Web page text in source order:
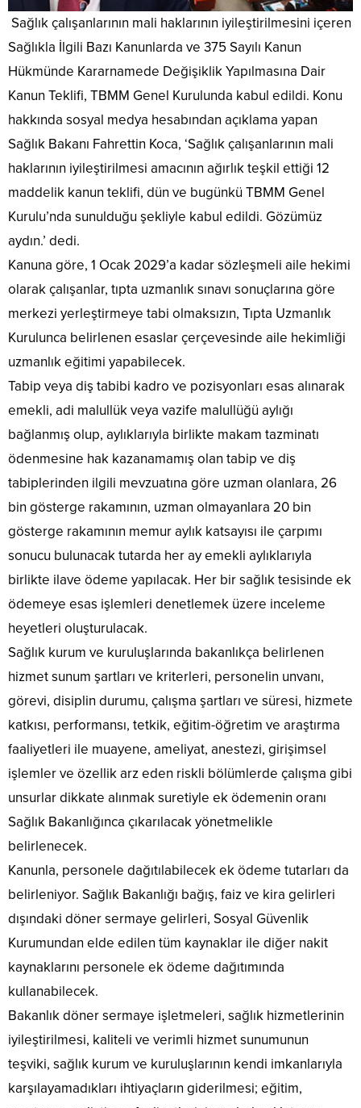
Sağlık çalışanlarının mali haklarının iyileştirilmesini içeren
Sağlıkla İlgili Bazı Kanunlarda ve 375 Sayılı Kanun
Hükmünde Kararnamede Değişiklik Yapılmasına Dair
Kanun Teklifi, TBMM Genel Kurulunda kabul edildi. Konu
hakkında sosyal medya hesabından açıklama yapan
Sağlık Bakanı Fahrettin Koca, ‘Sağlık çalışanlarının mali
haklarının iyileştirilmesi amacının ağırlık teşkil ettiği 12
maddelik kanun teklifi, dün ve bugünkü TBMM Genel
Kurulu’nda sunulduğu şekliyle kabul edildi. Gözümüz
aydın.’ dedi.
Kanuna göre, 1 Ocak 2029’a kadar sözleşmeli aile hekimi
olarak çalışanlar, tıpta uzmanlık sınavı sonuçlarına göre
merkezi yerleştirmeye tabi olmaksızın, Tıpta Uzmanlık
Kurulunca belirlenen esaslar çerçevesinde aile hekimliği
uzmanlık eğitimi yapabilecek.
Tabip veya diş tabibi kadro ve pozisyonları esas alınarak
emekli, adi malullük veya vazife malullüğü aylığı
bağlanmış olup, aylıklarıyla birlikte makam tazminatı
ödenmesine hak kazanamamış olan tabip ve diş
tabiplerinden ilgili mevzuatına göre uzman olanlara, 26
bin gösterge rakamının, uzman olmayanlara 20 bin
gösterge rakamının memur aylık katsayısı ile çarpımı
sonucu bulunacak tutarda her ay emekli aylıklarıyla
birlikte ilave ödeme yapılacak. Her bir sağlık tesisinde ek
ödemeye esas işlemleri denetlemek üzere inceleme
heyetleri oluşturulacak.
Sağlık kurum ve kuruluşlarında bakanlıkça belirlenen
hizmet sunum şartları ve kriterleri, personelin unvanı,
görevi, disiplin durumu, çalışma şartları ve süresi, hizmete
katkısı, performansı, tetkik, eğitim-öğretim ve araştırma
faaliyetleri ile muayene, ameliyat, anestezi, girişimsel
işlemler ve özellik arz eden riskli bölümlerde çalışma gibi
unsurlar dikkate alınmak suretiyle ek ödemenin oranı
Sağlık Bakanlığınca çıkarılacak yönetmelikle
belirlenecek.
Kanunla, personele dağıtılabilecek ek ödeme tutarları da
belirleniyor. Sağlık Bakanlığı bağış, faiz ve kira gelirleri
dışındaki döner sermaye gelirleri, Sosyal Güvenlik
Kurumundan elde edilen tüm kaynaklar ile diğer nakit
kaynaklarını personele ek ödeme dağıtımında
kullanabilecek.
Bakanlık döner sermaye işletmeleri, sağlık hizmetlerinin
iyileştirilmesi, kaliteli ve verimli hizmet sunumunun
teşviki, sağlık kurum ve kuruluşlarının kendi imkanlarıyla
karşılayamadıkları ihtiyaçların giderilmesi; eğitim,